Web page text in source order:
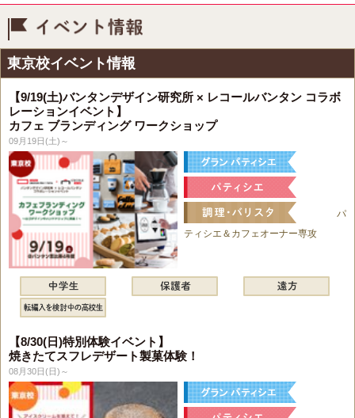
東京校イベント情報
【9/19(土)バンタンデザイン研究所 × レコールバンタン コラボ
レーションイベント】
カフェ ブランディング ワークショップ
09月19日(土)～
パ
ティシエ＆カフェオーナー専攻
【8/30(日)特別体験イベント】
焼きたてスフレデザート製菓体験！
08月30日(日)～